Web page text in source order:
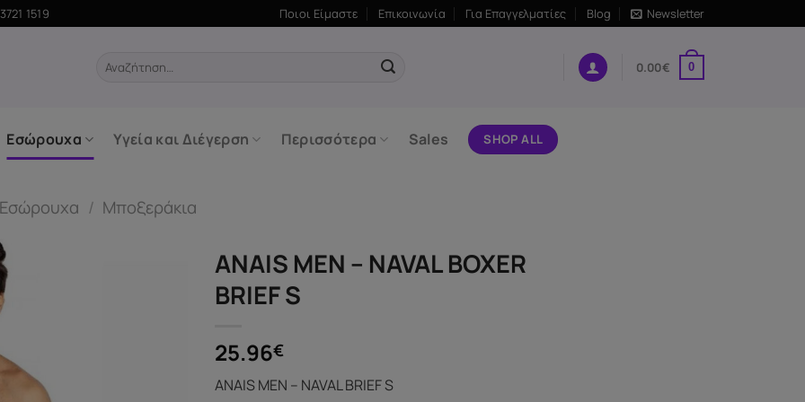
1519 Ποιοι Είμαστε Επικοινωνία Για Επαγγελματίες Blog Newsletter
Αναζήτηση
0.00€ 0
Εσώρουχα Υγεία και Διέγερση Περισσότερα Sales SHOP ALL
/ Μποξεράκια
ANAIS MEN – NAVAL BOXER
BRIEF S
25.96€
ANAIS MEN – NAVAL BRIEF S